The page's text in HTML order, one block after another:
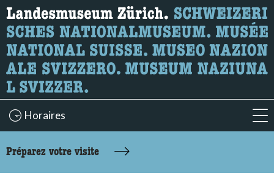
Recherche
Ici, vous pouvez rechercher le contenu de la page.
Horaires
Préparez votre visite